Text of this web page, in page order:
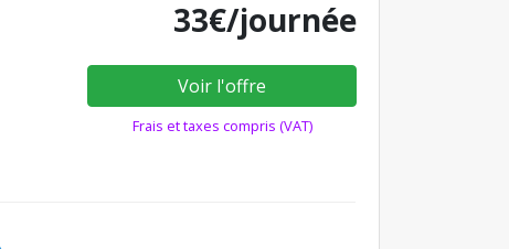
33€/journée
Voir l'offre
Frais et taxes compris (VAT)